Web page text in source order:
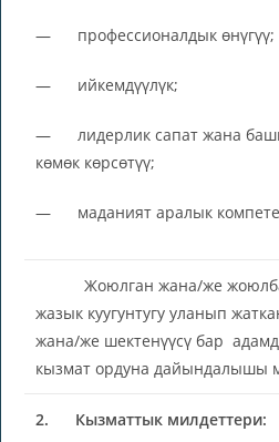
— профессионалдык өнүгүү;
— ийкемдүүлүк;
— лидерлик сапат жана
көмөк көрсөтүү;
— маданият аралык
Жоюлган жана/же
жазык куугунтугу уланып
жана/же шектенүүсү бар
кызмат ордуна дайындалышы
2. Кызматтык милдеттери: